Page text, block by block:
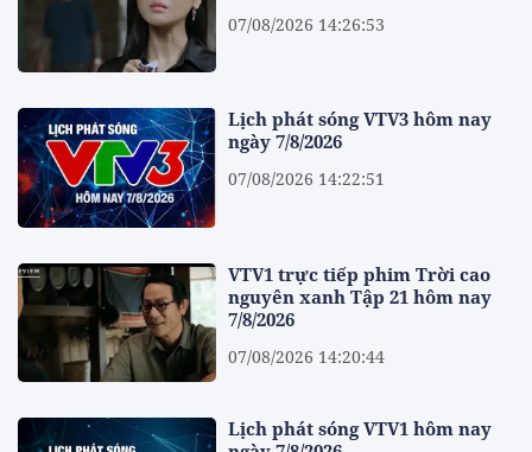
07/08/2026 14:26:53
Lịch phát sóng VTV3 hôm nay
ngày 7/8/2026
07/08/2026 14:22:51
VTV1 trực tiếp phim Trời cao
nguyên xanh Tập 21 hôm nay
7/8/2026
07/08/2026 14:20:44
Lịch phát sóng VTV1 hôm nay